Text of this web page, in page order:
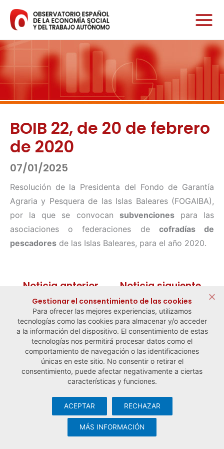
contenido
BOIB 22, de 20 de febrero
de 2020
07/01/2025
Resolución de la Presidenta del Fondo de Garantía
Agraria y Pesquera de las Islas Baleares (FOGAIBA),
por la que se convocan subvencionespara las
asociaciones o federaciones de cofradías de
pescadores de las Islas Baleares, para el año 2020.
← Noticia anterior Noticia siguiente →
© Observatorio Español de la Economía Social y del Trabajo
Aviso legal y política de privacidad
cookies· Desarrollo web:Visualco
Gestionar el consentimiento de las cookies
Para ofrecer las mejores experiencias, utilizamos
tecnologías como las cookies para almacenar y/o acceder
a la información del dispositivo. El consentimiento de estas
tecnologías nos permitirá procesar datos como el
comportamiento de navegación o las identificaciones
únicas en este sitio. No consentir o retirar el
consentimiento, puede afectar negativamente a ciertas
características y funciones.
ACEPTAR RECHAZAR
MÁS INFORMACIÓN